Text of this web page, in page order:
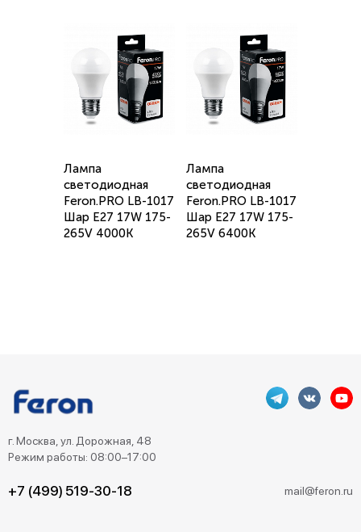
Лампа
светодиодная
Feron.PRO LB-1017
Шар E27 17W 175-
265V 4000K
Лампа
светодиодная
Feron.PRO LB-1017
Шар E27 17W 175-
265V 6400K
г. Москва, ул. Дорожная, 48
Режим работы: 08:00–17:00
+7 (499) 519-30-18 mail@feron.ru